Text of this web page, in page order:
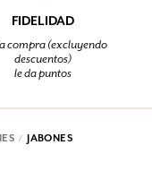
FIDELIDAD
compra (excluyendo
descuentos)
le da puntos
JABONES